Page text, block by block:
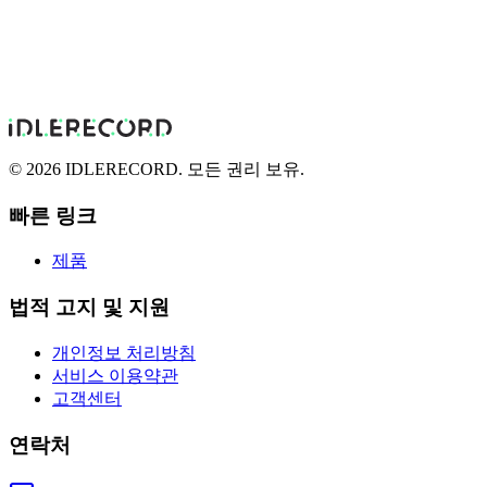
© 2026 IDLERECORD. 모든 권리 보유.
빠른 링크
제품
법적 고지 및 지원
개인정보 처리방침
서비스 이용약관
고객센터
연락처